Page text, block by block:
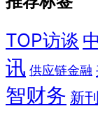
TOP访谈
讯 供应链金融
智财务 新